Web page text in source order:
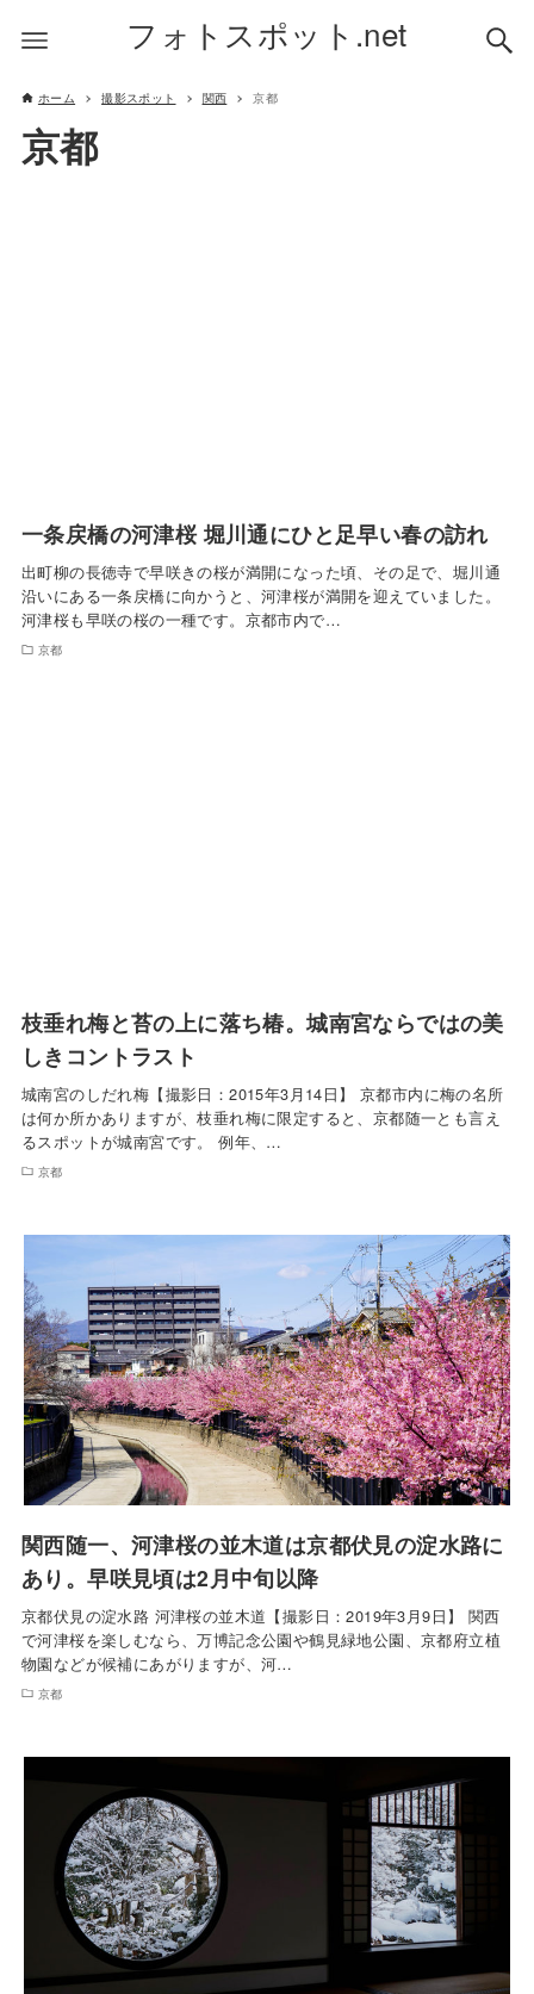
フォトスポット.net
ホーム 撮影スポット 関西 京都
京都
一条戻橋の河津桜 堀川通にひと足早い春の訪れ
出町柳の長徳寺で早咲きの桜が満開になった頃、その足で、堀川通
沿いにある一条戻橋に向かうと、河津桜が満開を迎えていました。
河津桜も早咲の桜の一種です。京都市内で…
京都
枝垂れ梅と苔の上に落ち椿。城南宮ならではの美
しきコントラスト
城南宮のしだれ梅【撮影日：2015年3月14日】 京都市内に梅の名所
は何か所かありますが、枝垂れ梅に限定すると、京都随一とも言え
るスポットが城南宮です。 例年、…
京都
関西随一、河津桜の並木道は京都伏見の淀水路に
あり。早咲見頃は2月中旬以降
京都伏見の淀水路 河津桜の並木道【撮影日：2019年3月9日】 関西
で河津桜を楽しむなら、万博記念公園や鶴見緑地公園、京都府立植
物園などが候補にあがりますが、河…
京都